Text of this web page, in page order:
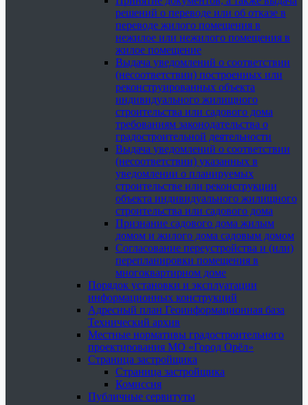
решений о переводе или об отказе в
переводе жилого помещения в
нежилое или нежилого помещения в
жилое помещение
Выдача уведомлений о соответствии
(несоответствии) построенных или
реконструированных объекта
индивидуального жилищного
строительства или садового дома
требованиям законодательства о
градостроительной деятельности
Выдача уведомлений о соответствии
(несоответствии) указанных в
уведомлении о планируемых
строительстве или реконструкции
объекта индивидуального жилищного
строительства или садового дома
Признание садового дома жилым
домом и жилого дома садовым домом
Согласование переустройства и (или)
перепланировки помещения в
многоквартирном доме
Порядок установки и эксплуатации
информационных конструкций
Адресный план Геоинформационная база
Технический архив
Местные нормативы градостроительного
проектирования МО «Город Орёл»
Страница застройщика
Страница застройщика
Комиссия
Публичные сервитуты